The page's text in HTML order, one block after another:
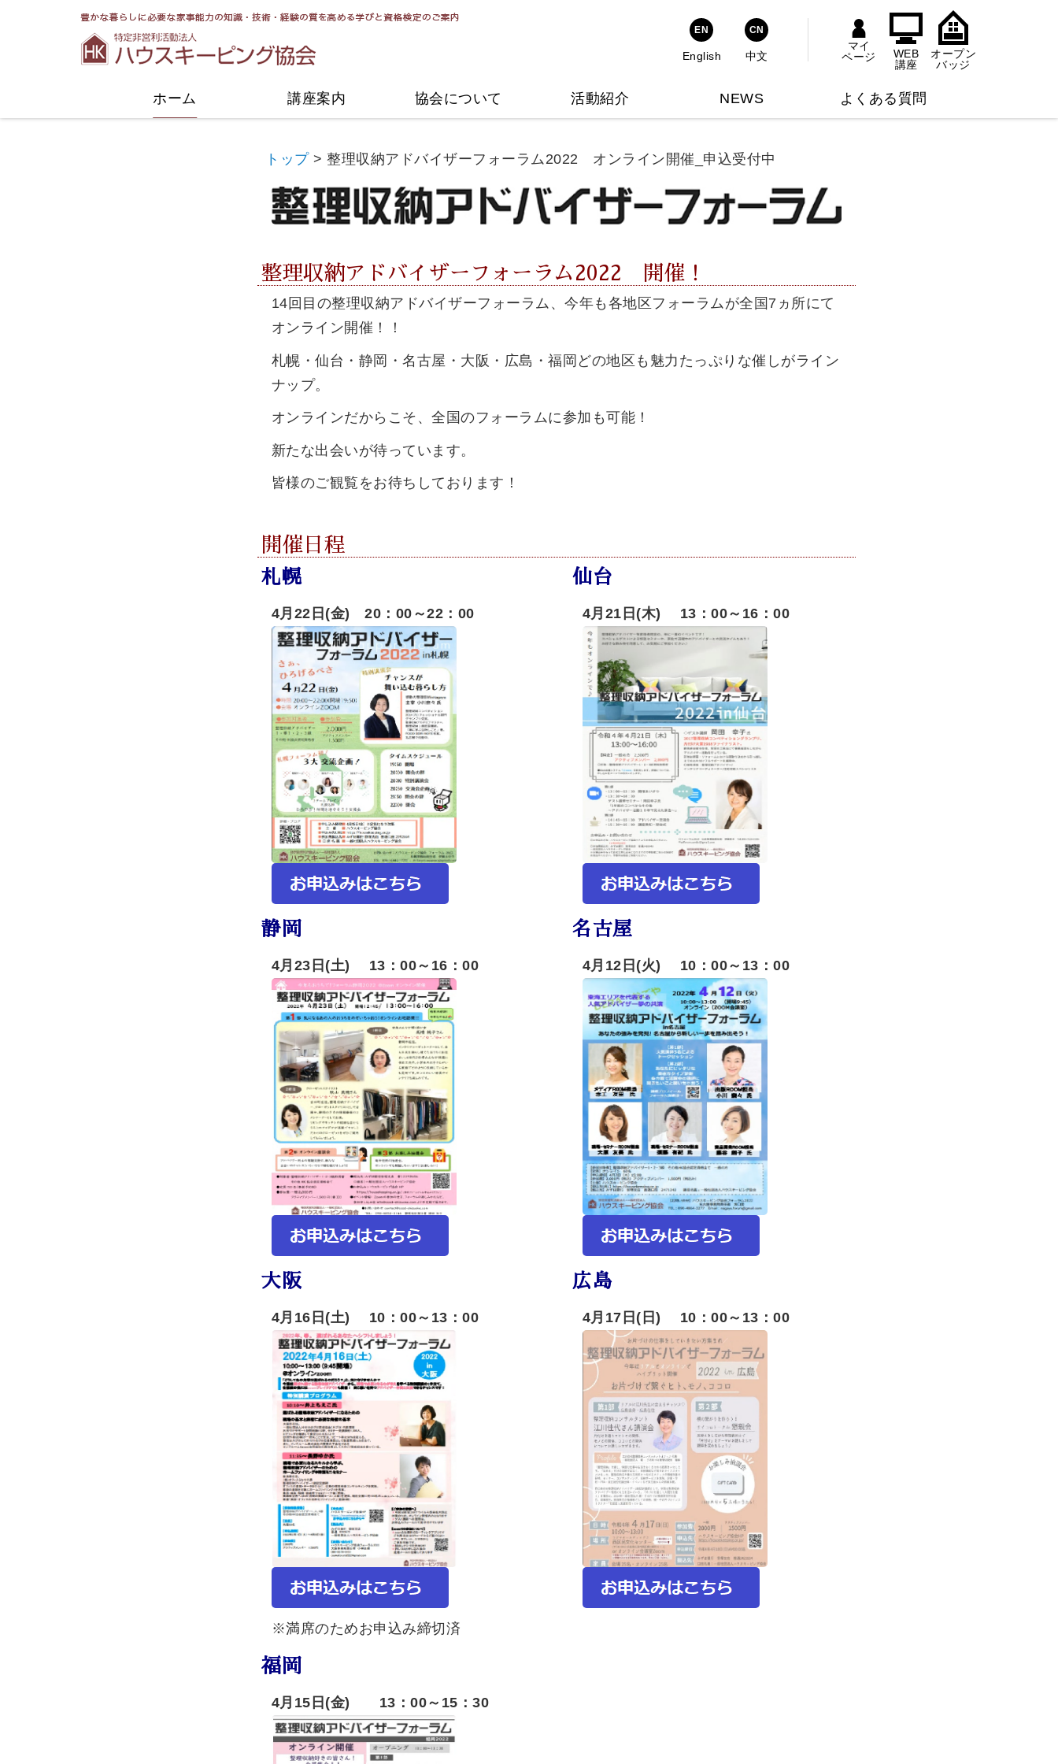
EN
English
CN
中文
マイ
ページ
WEB
講座
オープン
バッジ
ホーム 講座案内
整理収納アドバイザー準1級
協会について
シンプルスタイル大賞 公式YouTubeチャンネル
活動紹介
アドバイザーのご紹介 講師主催のセミナー情報
ハウスキーピング協会ライブラリー
NEWS よくある質問
1級1次試験について その他
問い合わせ対応用
トップ> 整理収納アドバイザーフォーラム2022 オンライン開催_申込受付中
整理収納アドバイザーフォーラム2022 開催！
14回目の整理収納アドバイザーフォーラム、今年も各地区フォーラムが全国7ヵ所にて
オンライン開催！！
札幌・仙台・静岡・名古屋・大阪・広島・福岡どの地区も魅力たっぷりな催しがライン
ナップ。
オンラインだからこそ、全国のフォーラムに参加も可能！
新たな出会いが待っています。
皆様のご観覧をお待ちしております！
開催日程
札幌
4月22日(金) 20：00～22：00
仙台
4月21日(木) 13：00～16：00
静岡
4月23日(土) 13：00～16：00
名古屋
4月12日(火) 10：00～13：00
大阪
4月16日(土) 10：00～13：00
※満席のためお申込み締切済
広島
4月17日(日) 10：00～13：00
福岡
4月15日(金) 13：00～15：30